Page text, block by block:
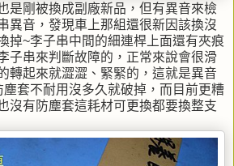
是剛被換成副廠新品，但有異音來檢
異音，發現車上那組還很新因該換沒
掉~李子串中間的細連桿上面還有夾痕
子串來判斷故障的，正常來說會很滑
轉起來就澀澀、緊緊的，這就是異音
套不耐用沒多久就破掉，而目前更糟
沒有防塵套這耗材可更換都要換整支